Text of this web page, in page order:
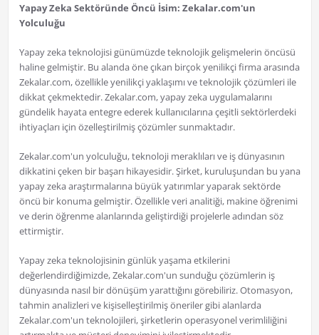
Yapay Zeka Sektöründe Öncü İsim: Zekalar.com'un
Yolculuğu
Yapay zeka teknolojisi günümüzde teknolojik gelişmelerin öncüsü
haline gelmiştir. Bu alanda öne çıkan birçok yenilikçi firma arasında
Zekalar.com, özellikle yenilikçi yaklaşımı ve teknolojik çözümleri ile
dikkat çekmektedir. Zekalar.com, yapay zeka uygulamalarını
gündelik hayata entegre ederek kullanıcılarına çeşitli sektörlerdeki
ihtiyaçları için özelleştirilmiş çözümler sunmaktadır.
Zekalar.com'un yolculuğu, teknoloji meraklıları ve iş dünyasının
dikkatini çeken bir başarı hikayesidir. Şirket, kuruluşundan bu yana
yapay zeka araştırmalarına büyük yatırımlar yaparak sektörde
öncü bir konuma gelmiştir. Özellikle veri analitiği, makine öğrenimi
ve derin öğrenme alanlarında geliştirdiği projelerle adından söz
ettirmiştir.
Yapay zeka teknolojisinin günlük yaşama etkilerini
değerlendirdiğimizde, Zekalar.com'un sunduğu çözümlerin iş
dünyasında nasıl bir dönüşüm yarattığını görebiliriz. Otomasyon,
tahmin analizleri ve kişiselleştirilmiş öneriler gibi alanlarda
Zekalar.com'un teknolojileri, şirketlerin operasyonel verimliliğini